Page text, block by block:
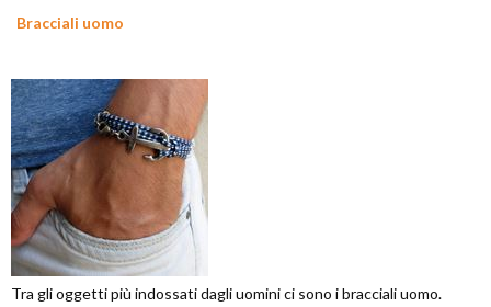
Bracciali uomo
Tra gli oggetti più indossati dagli uomini ci sono i bracciali uomo.